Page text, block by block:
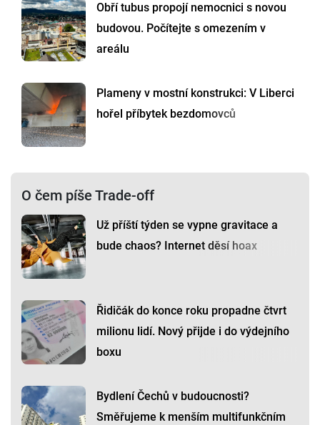
Obří tubus propojí nemocnici s novou
budovou. Počítejte s omezením v
areálu
Plameny v mostní konstrukci: V Liberci
hořel příbytek bezdomovců
O čem píše Trade-off
Už příští týden se vypne gravitace a
bude chaos? Internet děsí hoax
Řidičák do konce roku propadne čtvrt
milionu lidí. Nový přijde i do výdejního
boxu
Bydlení Čechů v budoucnosti?
Směřujeme k menším multifunkčním